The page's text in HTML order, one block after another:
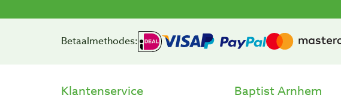
Betaalmethodes:
Klantenservice Baptist Arnhem